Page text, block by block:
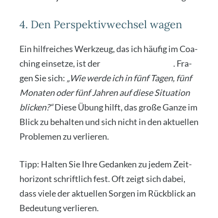
4. Den Perspektivwechsel wagen
Ein hilf­rei­ches Werk­zeug, das ich häu­fig im Coa­
ching ein­set­ze, ist der
. Fra­
gen Sie sich: „Wie wer­de ich in fünf Tagen, fünf
Mona­ten oder fünf Jah­ren auf die­se Situa­ti­on
bli­cken?“Die­se Übung hilft, das gro­ße Gan­ze im
Blick zu behal­ten und sich nicht in den aktu­el­len
Pro­ble­men zu ver­lie­ren.
Tipp: Hal­ten Sie Ihre Gedan­ken zu jedem Zeit­
ho­ri­zont schrift­lich fest. Oft zeigt sich dabei,
dass vie­le der aktu­el­len Sor­gen im Rück­blick an
Bedeu­tung ver­lie­ren.